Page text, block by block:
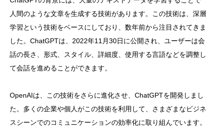
人間のような文章を生成する技術があります。この技術は、深層
学習という技術をベースにしており、数年前から注目されてきま
した。ChatGPTは、2022年11月30日に公開され、ユーザーは会
話の長さ、形式、スタイル、詳細度、使用する言語などを調整し
て会話を進めることができます。
OpenAIは、この技術をさらに進化させ、ChatGPTを開発しまし
た。多くの企業や個人がこの技術を利用して、さまざまなビジネ
スシーンでのコミュニケーションの効率化に取り組んでいます。